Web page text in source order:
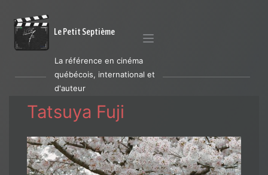
Le Petit Septième
La référence en cinéma
québécois, international et
d'auteur
Tatsuya Fuji